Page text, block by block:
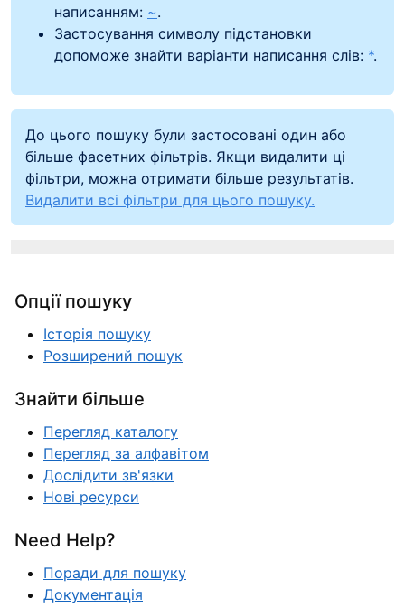
написанням: ~.
Застосування символу підстановки
допоможе знайти варіанти написання слів: *.
До цього пошуку були застосовані один або
більше фасетних фільтрів. Якщи видалити ці
фільтри, можна отримати більше результатів.
Видалити всі фільтри для цього пошуку.
Опції пошуку
Історія пошуку
Розширений пошук
Знайти більше
Перегляд каталогу
Перегляд за алфавітом
Дослідити зв'язки
Нові ресурси
Need Help?
Поради для пошуку
Документація